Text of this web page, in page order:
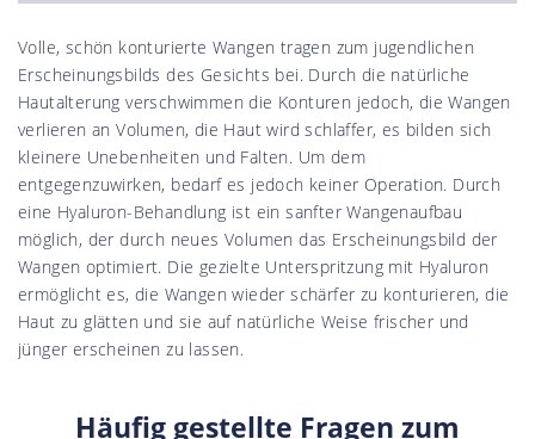
Volle, schön konturierte Wangen tragen zum jugendlichen
Erscheinungsbilds des Gesichts bei. Durch die natürliche
Hautalterung verschwimmen die Konturen jedoch, die Wangen
verlieren an Volumen, die Haut wird schlaffer, es bilden sich
kleinere Unebenheiten und Falten. Um dem
entgegenzuwirken, bedarf es jedoch keiner Operation. Durch
eine Hyaluron-Behandlung ist ein sanfter Wangenaufbau
möglich, der durch neues Volumen das Erscheinungsbild der
Wangen optimiert. Die gezielte Unterspritzung mit Hyaluron
ermöglicht es, die Wangen wieder schärfer zu konturieren, die
Haut zu glätten und sie auf natürliche Weise frischer und
jünger erscheinen zu lassen.
Häufig gestellte Fragen zum